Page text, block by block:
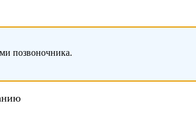
позвоночника.